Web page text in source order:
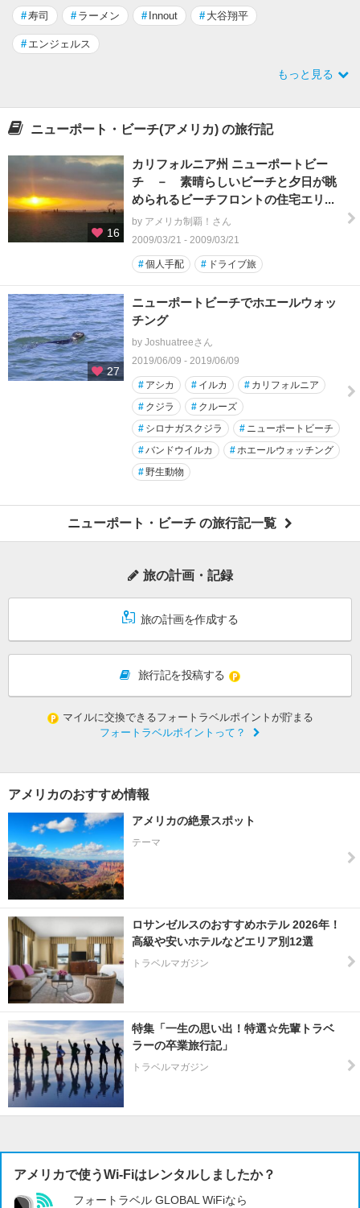
#寿司 # ラーメン # Innout # 大谷翔平
# エンジェルス
もっと見る
ニューポート・ビーチ(アメリカ) の旅行記
16
カリフォルニア州 ニューポートビー
チ － 素晴らしいビーチと夕日が眺
められるビーチフロントの住宅エリ...
by アメリカ制覇！さん
2009/03/21 - 2009/03/21
#個人手配 # ドライブ旅
27
ニューポートビーチでホエールウォッ
チング
by Joshuatreeさん
2019/06/09 - 2019/06/09
# アシカ # イルカ # カリフォルニア
# クジラ # クルーズ
# シロナガスクジラ # ニューポートビーチ
#バンドウイルカ #ホエールウォッチング
#野生動物
ニューポート・ビーチ の旅行記一覧
旅の計画・記録
旅の計画を作成する
旅行記を投稿する
マイルに交換できるフォートラベルポイントが貯まる
フォートラベルポイントって？
アメリカのおすすめ情報
アメリカの絶景スポット
テーマ
ロサンゼルスのおすすめホテル 2026年！
高級や安いホテルなどエリア別12選
トラベルマガジン
特集「一生の思い出！特選☆先輩トラベ
ラーの卒業旅行記」
トラベルマガジン
アメリカで使うWi-Fiはレンタルしましたか？
フォートラベル GLOBAL WiFiなら